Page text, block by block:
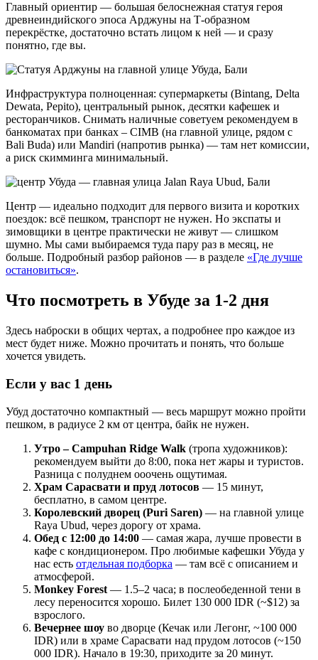
Главный ориентир — большая белоснежная статуя героя
древнеиндийского эпоса Арджуны на Т-образном
перекрёстке, достаточно встать лицом к ней — и сразу
понятно, где вы.
Инфраструктура полноценная: супермаркеты (Bintang, Delta
Dewata, Pepito), центральный рынок, десятки кафешек и
ресторанчиков. Снимать наличные советуем рекомендуем в
банкоматах при банках – CIMB (на главной улице, рядом с
Bali Buda) или Mandiri (напротив рынка) — там нет комиссии,
а риск скимминга минимальный.
Центр — идеально подходит для первого визита и коротких
поездок: всё пешком, транспорт не нужен. Но экспаты и
зимовщики в центре практически не живут — слишком
шумно. Мы сами выбираемся туда пару раз в месяц, не
больше. Подробный разбор районов — в разделе «Где лучше
остановиться».
Что посмотреть в Убуде за 1-2 дня
Здесь наброски в общих чертах, а подробнее про каждое из
мест будет ниже. Можно прочитать и понять, что больше
хочется увидеть.
Если у вас 1 день
Убуд достаточно компактный — весь маршрут можно пройти
пешком, в радиусе 2 км от центра, байк не нужен.
Утро – Campuhan Ridge Walk (тропа художников):
рекомендуем выйти до 8:00, пока нет жары и туристов.
Разница с полуднем ооочень ощутимая.
Храм Сарасвати и пруд лотосов — 15 минут,
бесплатно, в самом центре.
Королевский дворец (Puri Saren) — на главной улице
Raya Ubud, через дорогу от храма.
Обед с 12:00 до 14:00 — самая жара, лучше провести в
кафе с кондиционером. Про любимые кафешки Убуда у
нас есть отдельная подборка — там всё с описанием и
атмосферой.
Monkey Forest — 1.5–2 часа; в послеобеденной тени в
лесу переносится хорошо. Билет 130 000 IDR (~$12) за
взрослого.
Вечернее шоу во дворце (Кечак или Легонг, ~100 000
IDR) или в храме Сарасвати над прудом лотосов (~150
000 IDR). Начало в 19:30, приходите за 20 минут.